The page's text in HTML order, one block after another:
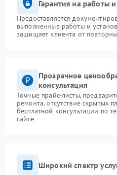
Гарантия на работы и
Предоставляется
выполненные работы и
защищает клиента от
Прозрачное
консультация
Точные прайс-листы,
ремонта, отсутствие скрытых
бесплатной консультации по
сайте
Широкий спектр